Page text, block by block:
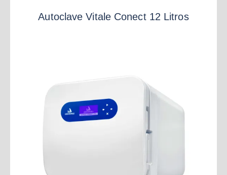
Autoclave Vitale Conect 12 Litros